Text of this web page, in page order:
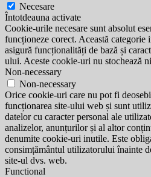
Necesare
Întotdeauna activate
Cookie-urile necesare sunt absolut
funcționeze corect. Această
asigură funcționalități de bază și
ului. Aceste cookie-uri nu stochează
Non-necessary
Non-necessary
Orice cookie-uri care nu pot fi
funcționarea site-ului web și sunt
datelor cu caracter personal ale
analizelor, anunțurilor și al altor
denumite cookie-uri inutile. Este
consimțământul utilizatorului înainte
site-ul dvs. web.
Functional